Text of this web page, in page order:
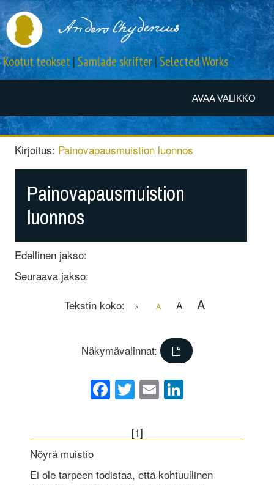
AVAA VALIKKO
Kootut teokset|Samlade skrifter|Selected Works
Kirjoitus: Painovapausmuistion luonnos
Painovapausmuistion
luonnos
Edellinen jakso:
Seuraava jakso:
Tekstin koko:
A A A A
Näkymävalinnat:
Facebook
Twitter
Email
[1]
Nöyrä muistio
Ei ole tarpeen todistaa, että kohtuullinen